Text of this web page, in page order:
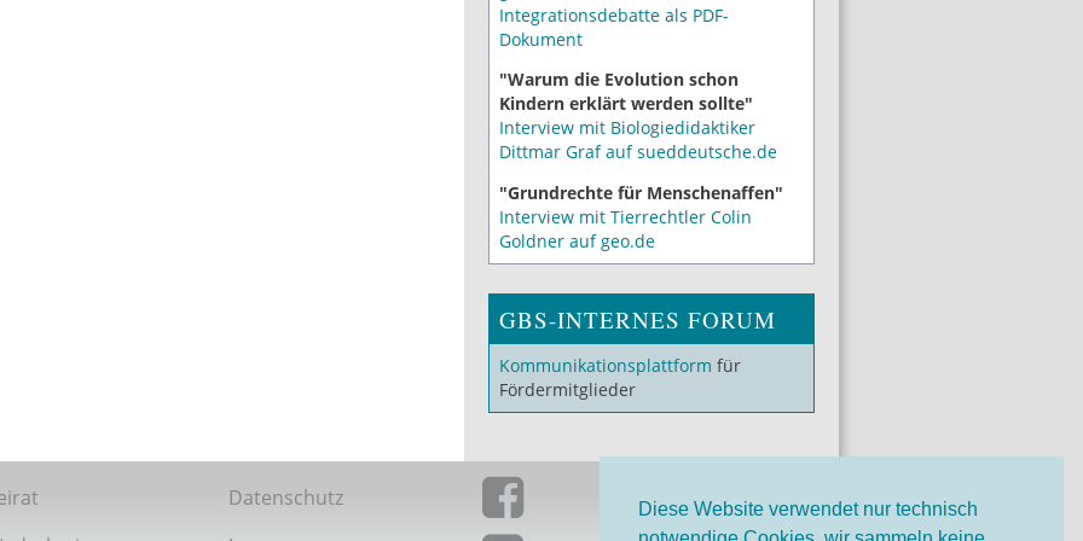
Diese Website verwendet nur technisch
Integrationsdebatte als PDF-
Dokument
"Warum die Evolution schon
Kindern erklärt werden sollte"
Interview mit Biologiedidaktiker
Dittmar Graf auf sueddeutsche.de
"Grundrechte für Menschenaffen"
Interview mit Tierrechtler Colin
Goldner auf geo.de
GBS-INTERNES FORUM
Kommunikationsplattform für
Fördermitglieder
Datenschutz